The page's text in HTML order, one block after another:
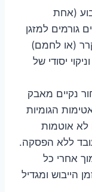
(אחת
גורמים למזגן
(או לחמם)
יסודי של
נקיים מאבק
הגומיות
לא אוטמות
ללא הפסקה.
אחרי כל
הייבוש ומגדיל